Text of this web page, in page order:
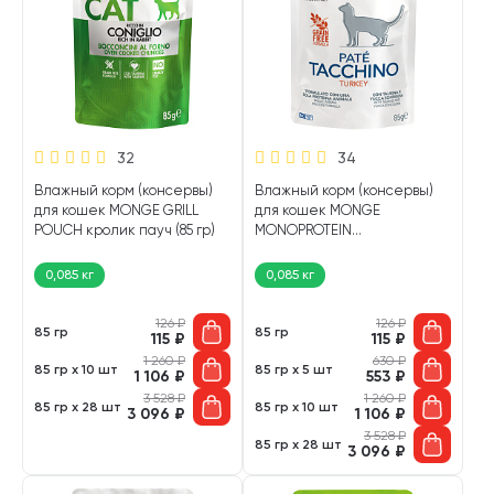
32
Влажный корм (консервы)
для кошек MONGE GRILL
POUCH кролик пауч (85 гр)
0,085 кг
85 гр
126₽
115 ₽
85 гр х 10 шт
1 260₽
1 106 ₽
85 гр х 28 шт
3 528₽
3 096 ₽
34
Влажный корм (консервы)
для кошек MONGE
MONOPROTEIN
пауч (85 гр)
0,085 кг
85 гр
126₽
115 ₽
85 гр х 5 шт
630₽
553 ₽
85 гр х 10 шт
1 260₽
1 106 ₽
85 гр х 28 шт
3 528₽
3 096 ₽